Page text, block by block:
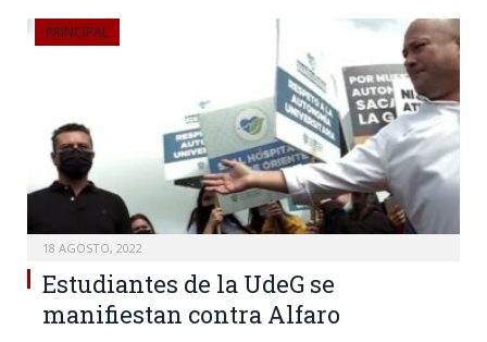
PRINCIPAL
18 AGOSTO, 2022
Estudiantes de la UdeG se
manifiestan contra Alfaro